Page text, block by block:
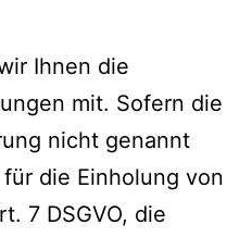
Ihnen die
mit. Sofern die
nicht genannt
die Einholung von
7 DSGVO, die